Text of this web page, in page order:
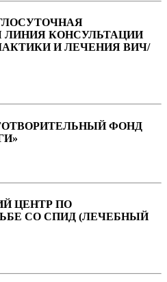
ЛИНИЯ КОНСУЛЬТАЦИИ
И ЛЕЧЕНИЯ ВИЧ/
ФОНД
ЦЕНТР ПО
СО СПИД (ЛЕЧЕБНЫЙ